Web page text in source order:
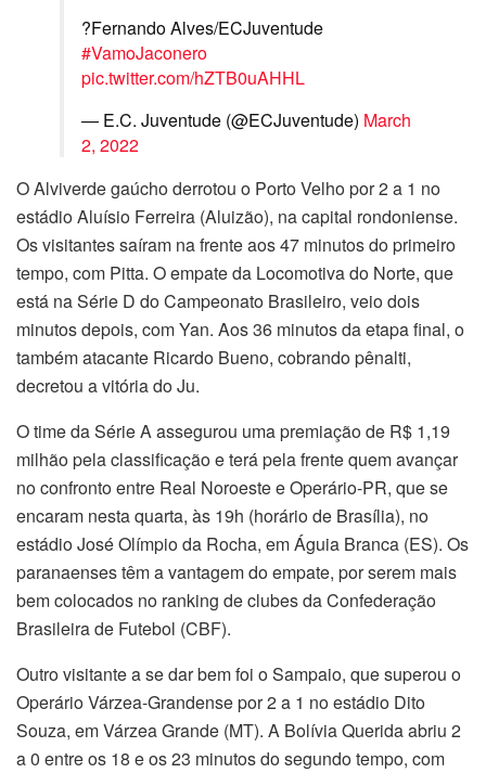
?Fernando Alves/ECJuventude
#VamoJaconero
pic.twitter.com/hZTB0uAHHL
— E.C. Juventude (@ECJuventude) March
2, 2022
O Alviverde gaúcho derrotou o Porto Velho por 2 a 1 no
estádio Aluísio Ferreira (Aluizão), na capital rondoniense.
Os visitantes saíram na frente aos 47 minutos do primeiro
tempo, com Pitta. O empate da Locomotiva do Norte, que
está na Série D do Campeonato Brasileiro, veio dois
minutos depois, com Yan. Aos 36 minutos da etapa final, o
também atacante Ricardo Bueno, cobrando pênalti,
decretou a vitória do Ju.
O time da Série A assegurou uma premiação de R$ 1,19
milhão pela classificação e terá pela frente quem avançar
no confronto entre Real Noroeste e Operário-PR, que se
encaram nesta quarta, às 19h (horário de Brasília), no
estádio José Olímpio da Rocha, em Águia Branca (ES). Os
paranaenses têm a vantagem do empate, por serem mais
bem colocados no ranking de clubes da Confederação
Brasileira de Futebol (CBF).
Outro visitante a se dar bem foi o Sampaio, que superou o
Operário Várzea-Grandense por 2 a 1 no estádio Dito
Souza, em Várzea Grande (MT). A Bolívia Querida abriu 2
a 0 entre os 18 e os 23 minutos do segundo tempo, com